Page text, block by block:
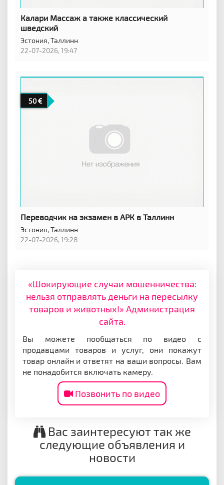
Калари Массаж а также классический
шведский
Эстония,Таллинн
22-07-2026, 19:47
50
Переводчик на экзамен в АРК в Таллинн
Эстония,Таллинн
22-07-2026, 19:28
«Шокирующие случаи мошенничества:
нельзя отправлять деньги на пересылку
товаров и животных!» Администрация
сайта.
Вы можете пообщаться по видео с
продавцами товаров и услуг, они покажут
товар онлайн и ответят на ваши вопросы. Вам
не понадобится включать камеру.
Позвонить по видео
Вас заинтересуют так же
следующие объявления и
новости